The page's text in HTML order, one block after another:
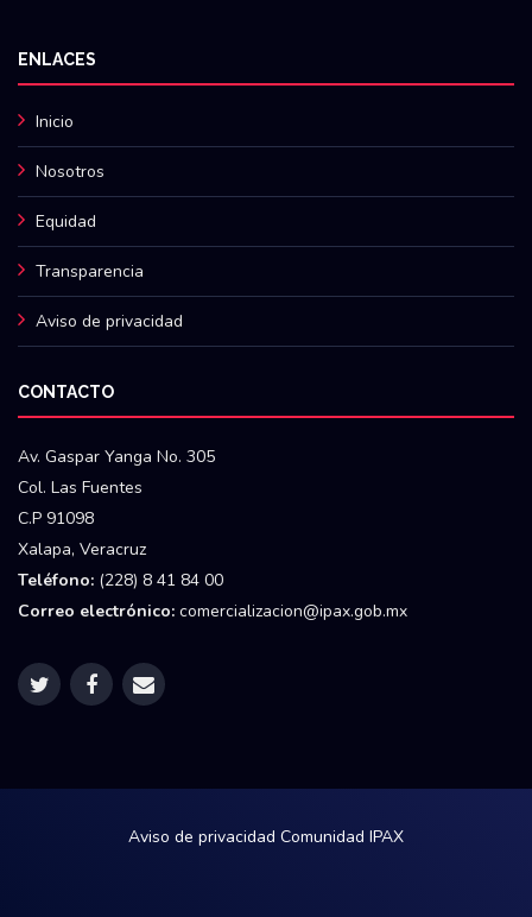
ENLACES
Inicio
Nosotros
Equidad
Transparencia
Aviso de privacidad
CONTACTO
Av. Gaspar Yanga No. 305
Col. Las Fuentes
C.P 91098
Xalapa, Veracruz
Teléfono: (228) 8 41 84 00
Correo electrónico: comercializacion@ipax.gob.mx
Aviso de privacidad Comunidad IPAX